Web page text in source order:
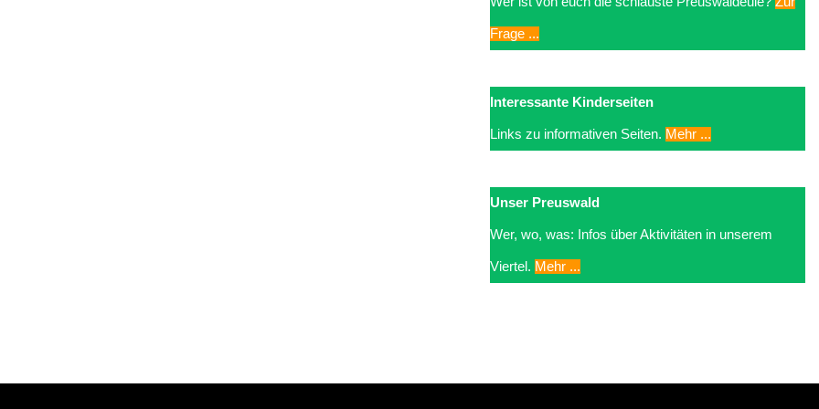
Frage ...
Interessante Kinderseiten
Links zu informativen Seiten. Mehr ...
Unser Preuswald
Wer, wo, was: Infos über Aktivitäten in unserem
Viertel. Mehr ...